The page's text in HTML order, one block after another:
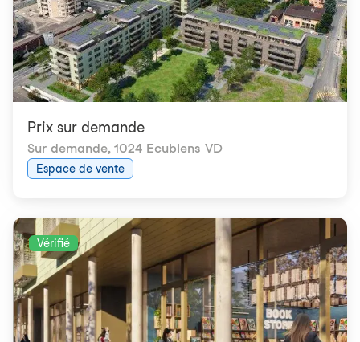
Prix ​​sur demande
Sur demande, 1024 Ecublens VD
Espace de vente
Vérifié